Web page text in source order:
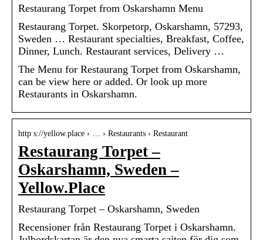
Restaurang Torpet from Oskarshamn Menu
Restaurang Torpet. Skorpetorp, Oskarshamn, 57293,
Sweden … Restaurant specialties, Breakfast, Coffee,
Dinner, Lunch. Restaurant services, Delivery …
The Menu for Restaurang Torpet from Oskarshamn,
can be view here or added. Or look up more
Restaurants in Oskarshamn.
http s://yellow.place › … › Restaurants › Restaurant
Restaurang Torpet –
Oskarshamn, Sweden –
Yellow.Place
Restaurang Torpet – Oskarshamn, Sweden
Recensioner från Restaurang Torpet i Oskarshamn.